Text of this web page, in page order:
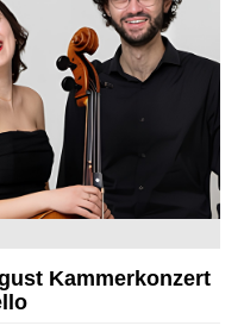
Kammerkonzert